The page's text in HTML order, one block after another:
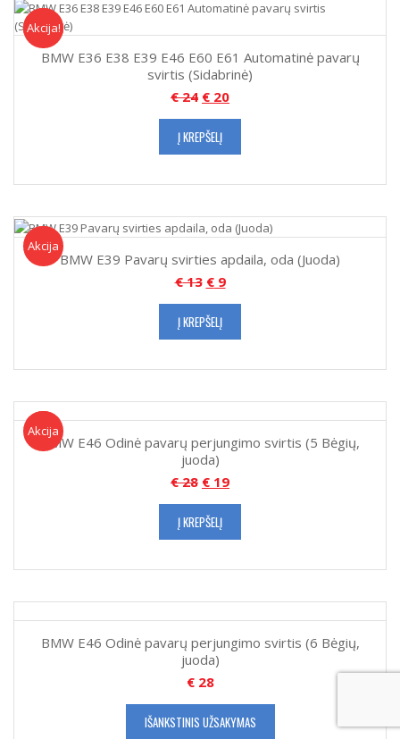
Akcija
Akcija!
BMW E36 E38 E39 E46 E60 E61 Automatinė pavarų
svirtis (Sidabrinė)
€24 € 20
Į KREPŠELĮ
Akcija
Akcija!
BMW E39 Pavarų svirties apdaila, oda (Juoda)
€13 €9
Į KREPŠELĮ
Akcija
Akcija!
BMW E46 Odinė pavarų perjungimo svirtis (5 Bėgių,
juoda)
€28 € 19
Į KREPŠELĮ
BMW E46 Odinė pavarų perjungimo svirtis (6 Bėgių,
juoda)
€28
IŠANKSTINIS UŽSAKYMAS